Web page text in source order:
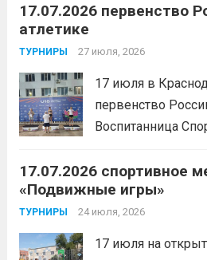
с Анитой
победительницей
воспринимается
избранных,
физической мощи.
17.07.2026 первенство
атлетике
ТУРНИРЫ 27 июля, 2026
17 июля в
первенство
Воспитанница
заняла 1 место на
результатом
спортсменку
дальше
17.07.2026 спортивное
«Подвижные игры»
ТУРНИРЫ 24 июля, 2026
17 июля на